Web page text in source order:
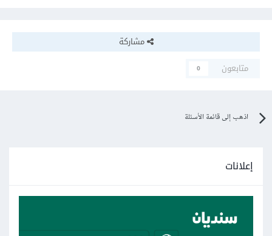
مشاركة
متابعون
0
اذهب إلى قائمة الأسئلة
إعلانات